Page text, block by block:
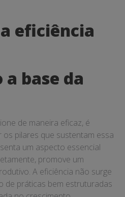
eficiência
base da
de maneira eficaz, é
pilares que sustentam essa
um aspecto essencial
promove um
A eficiência não surge
de práticas bem estruturadas